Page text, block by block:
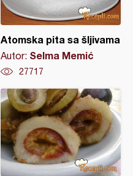
Atomska pita sa šljivama
Autor: Selma Memić
27717